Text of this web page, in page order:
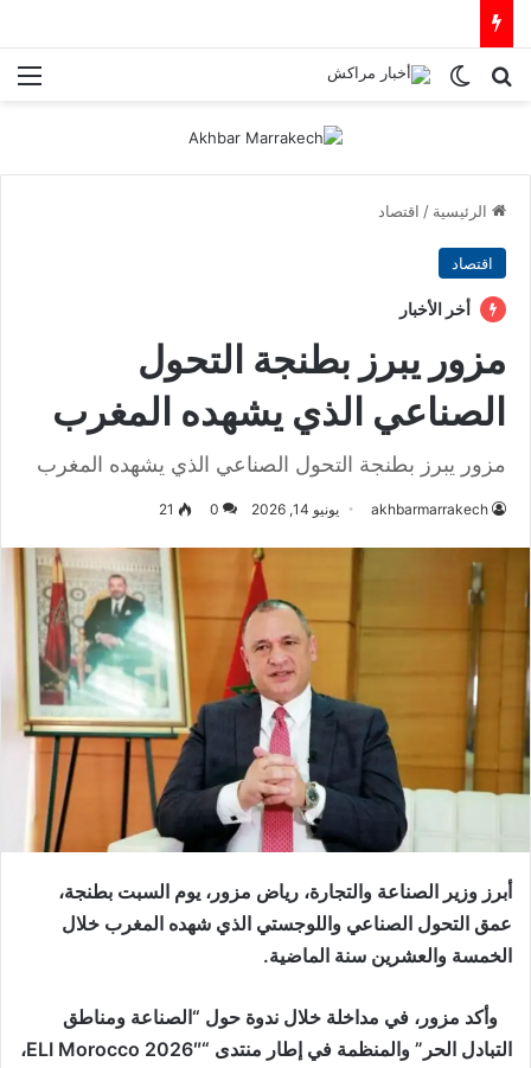
بحث عنالوضع المظلم
الرئيسية / اقتصاد
اقتصاد
أخر الأخبار
مزور يبرز بطنجة التحول
الصناعي الذي يشهده المغرب
مزور يبرز بطنجة التحول الصناعي الذي يشهده المغرب
akhbarmarrakech يونيو 14, 2026 0
21
أبرز وزير الصناعة والتجارة، رياض مزور، يوم السبت بطنجة،
عمق التحول الصناعي واللوجستي الذي شهده المغرب خلال
الخمسة والعشرين سنة الماضية.
وأكد مزور، في مداخلة خلال ندوة حول “الصناعة ومناطق
التبادل الحر” والمنظمة في إطار منتدى “ELI Morocco 2026″،